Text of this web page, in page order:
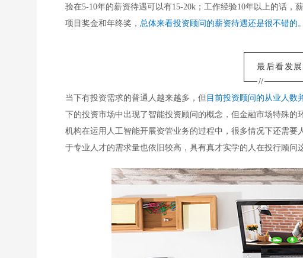
验在5-10年的薪资待遇可以有15-20k；工作经验10年以上的话，
项目奖金和年终奖， 总体来看投资顾问的薪资待遇还是很不错的。
最后看发
//
当下有投资需求的普通人越来越多，但 目前投资顾问的从业人数
下的投资市场中出现了智能投资顾问的概念，但金融市场特殊
机构在运用人工智能开展资管业务的过程中，很多情况下还需
于专业人才的需求量也依旧较高，具有真才实学的人在投行顾问